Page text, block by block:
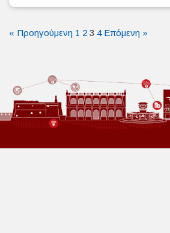
« Προηγούμενη 1 2 3 4 Επόμενη »